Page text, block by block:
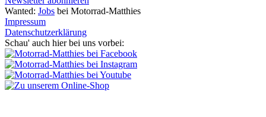
Wanted: Jobs bei Motorrad-Matthies
Impressum
Datenschutzerklärung
Schau' auch hier bei uns vorbei: